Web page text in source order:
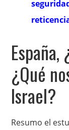
¿Qué
Israel?
Resumo el